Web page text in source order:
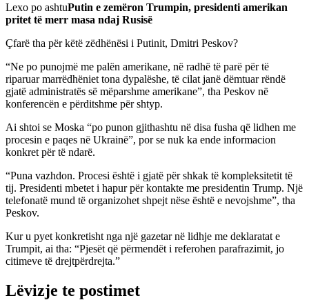
Lexo po ashtuPutin e zemëron Trumpin, presidenti amerikan
pritet të merr masa ndaj Rusisë
Çfarë tha për këtë zëdhënësi i Putinit, Dmitri Peskov?
“Ne po punojmë me palën amerikane, në radhë të parë për të
riparuar marrëdhëniet tona dypalëshe, të cilat janë dëmtuar rëndë
gjatë administratës së mëparshme amerikane”, tha Peskov në
konferencën e përditshme për shtyp.
Ai shtoi se Moska “po punon gjithashtu në disa fusha që lidhen me
procesin e paqes në Ukrainë”, por se nuk ka ende informacion
konkret për të ndarë.
“Puna vazhdon. Procesi është i gjatë për shkak të kompleksitetit të
tij. Presidenti mbetet i hapur për kontakte me presidentin Trump. Një
telefonatë mund të organizohet shpejt nëse është e nevojshme”, tha
Peskov.
Kur u pyet konkretisht nga një gazetar në lidhje me deklaratat e
Trumpit, ai tha: “Pjesët që përmendët i referohen parafrazimit, jo
citimeve të drejtpërdrejta.”
Lëvizje te postimet